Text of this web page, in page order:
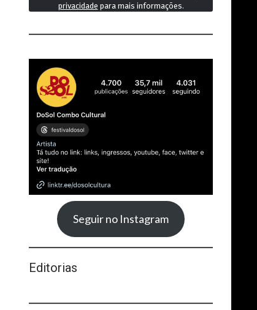
privacidade para mais informações.
Seguir no Instagram
Editorias